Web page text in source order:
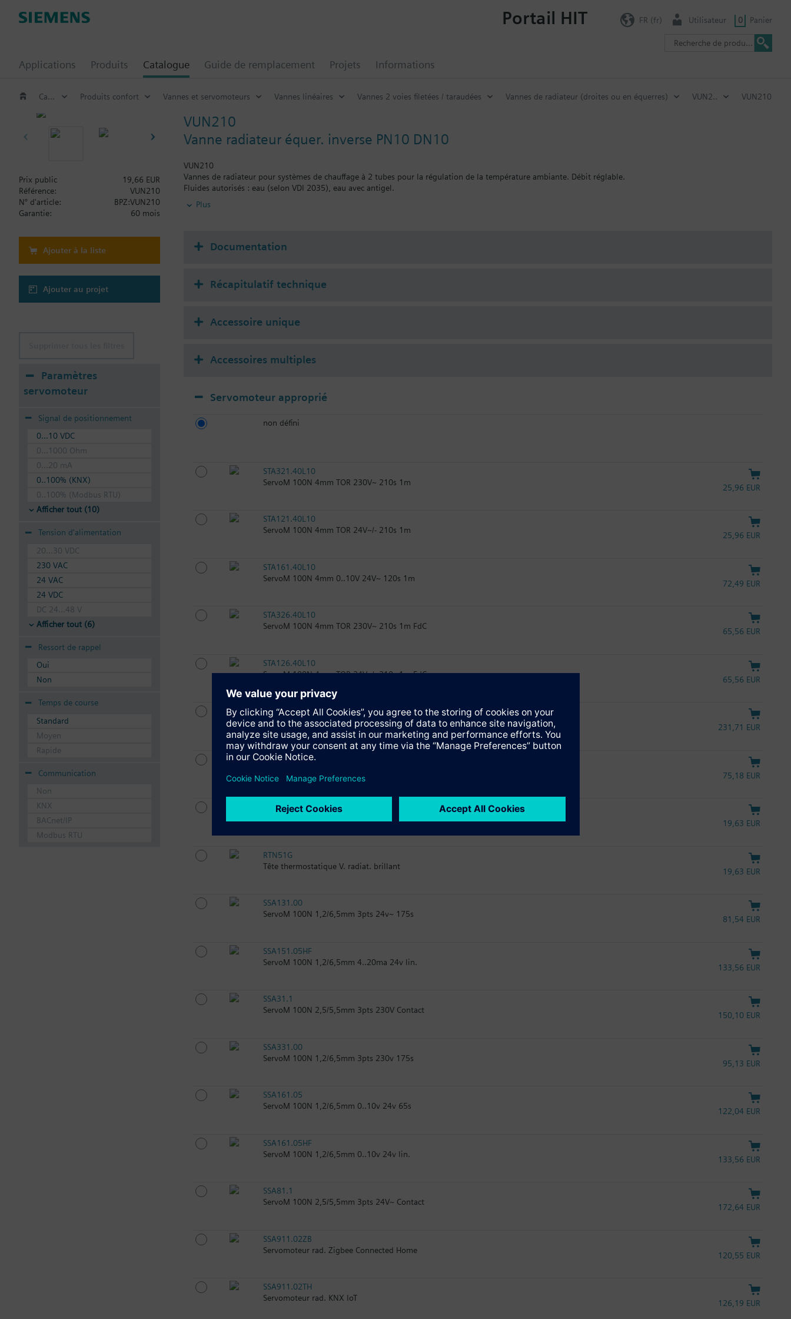
Applications Produits Catalogue Guide de remplacement Projets Informations
Portail HIT FR (fr) Utilisateur 0 Panier
Catalogue Produits confort Vannes et servomoteurs Vannes linéaires Vannes 2 voies filetées / taraudées Vannes de radiateur (droites ou en équerres) VUN2.. VUN210
VUN210
Vanne radiateur équer. inverse PN10 DN10
VUN210
Vannes de radiateur pour systèmes de chauffage à 2 tubes pour la régulation de la température ambiante. Débit réglable.
Fluides autorisés : eau (selon VDI 2035), eau avec antigel.
Information complémentaire
Plus
Prix public
19,66 EUR
Référence:
VUN210
N° d'article:
BPZ:VUN210
Garantie:
60 mois
Ajouter à la liste
Ajouter au projet
Paramètres
servomoteur
Signal de positionnement
0...10 VDC
0...1000 Ohm
0...20 mA
0..100% (KNX)
0..100% (Modbus RTU)
Afficher tout (10)
Tension d'alimentation
20...30 VDC
230 VAC
24 VAC
24 VDC
DC 24...48 V
Afficher tout (6)
Ressort de rappel
Oui
Non
Temps de course
Standard
Moyen
Rapide
Communication
Non
KNX
BACnet/IP
Modbus RTU
Documentation
Récapitulatif technique
Accessoire unique
Accessoires multiples
Servomoteur approprié
non défini
STA321.40L10
ServoM 100N 4mm TOR 230V~ 210s 1m
25,96 EUR
STA121.40L10
ServoM 100N 4mm TOR 24V~/- 210s 1m
25,96 EUR
STA161.40L10
ServoM 100N 4mm 0..10V 24V~ 120s 1m
72,49 EUR
STA326.40L10
ServoM 100N 4mm TOR 230V~ 210s 1m FdC
65,56 EUR
STA126.40L10
ServoM 100N 4mm TOR 24V~/- 210s 1m FdC
65,56 EUR
SSA118.09HKN
ServoM 100N 1,2/6,5mm KNX
231,71 EUR
RTN71
75,18 EUR
RTN51
19,63 EUR
RTN51G
Tête thermostatique V. radiat. brillant
19,63 EUR
SSA131.00
ServoM 100N 1,2/6,5mm 3pts 24v~ 175s
81,54 EUR
SSA151.05HF
ServoM 100N 1,2/6,5mm 4..20ma 24v lin.
133,56 EUR
SSA31.1
ServoM 100N 2,5/5,5mm 3pts 230V Contact
150,10 EUR
SSA331.00
ServoM 100N 1,2/6,5mm 3pts 230v 175s
95,13 EUR
SSA161.05
ServoM 100N 1,2/6,5mm 0..10v 24v 65s
122,04 EUR
SSA161.05HF
ServoM 100N 1,2/6,5mm 0..10v 24v lin.
133,56 EUR
SSA81.1
ServoM 100N 2,5/5,5mm 3pts 24V~ Contact
172,64 EUR
SSA911.02ZB
Servomoteur rad. Zigbee Connected Home
120,55 EUR
SSA911.02TH
Servomoteur rad. KNX IoT
126,19 EUR